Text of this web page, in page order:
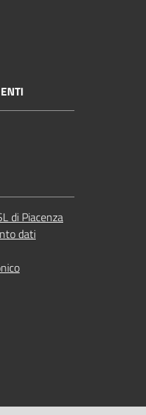
di Piacenza
dati